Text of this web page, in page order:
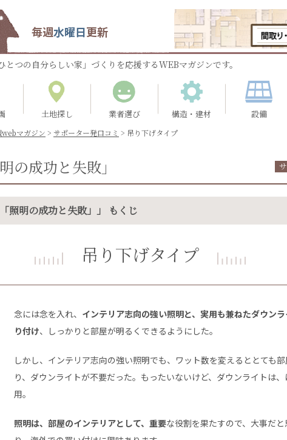
毎週水曜日更新
とつの自分らしい家」づくりを応援するWEBマガジンです。
土地探し 業者選び 構造・建材 設備
マガジン > サポーター発口コミ > 吊り下げタイプ
の成功と失敗」
「照明の成功と失敗」」 もくじ
吊り下げタイプ
念には念を入れ、 インテリア志向の強い照明と、実用も兼ねたダウン
り付け、しっかりと部屋が明るくできるようにした。
しかし、インテリア志向の強い照明でも、ワット数を変えるととても
り、ダウンライトが不要だった。もったいないけど、ダウンライトは
用。
照明は、部屋のインテリアとして、重要な役割を果たすので、大事だ